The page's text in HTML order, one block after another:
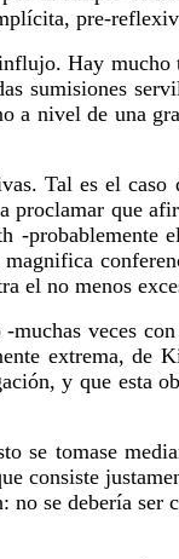
pre-
Hay
sumisiones
a nivel de una
Tal es el
proclamar que
el no menos
veces
extrema, de
y que esta
se tomase
consiste
no se debería